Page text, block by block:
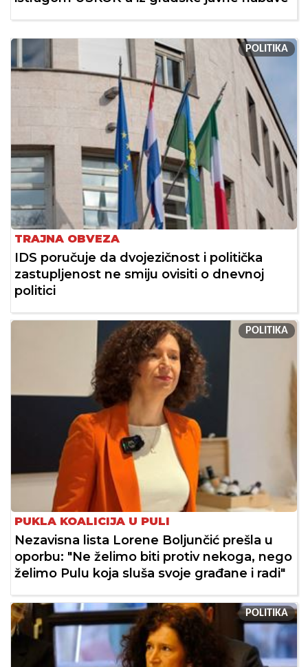
POLITIKA
TRAJNA OBVEZA
IDS poručuje da dvojezičnost i politička
zastupljenost ne smiju ovisiti o dnevnoj
politici
POLITIKA
PUKLA KOALICIJA U PULI
Nezavisna lista Lorene Boljunčić prešla u
oporbu: "Ne želimo biti protiv nekoga, nego
želimo Pulu koja sluša svoje građane i radi"
POLITIKA